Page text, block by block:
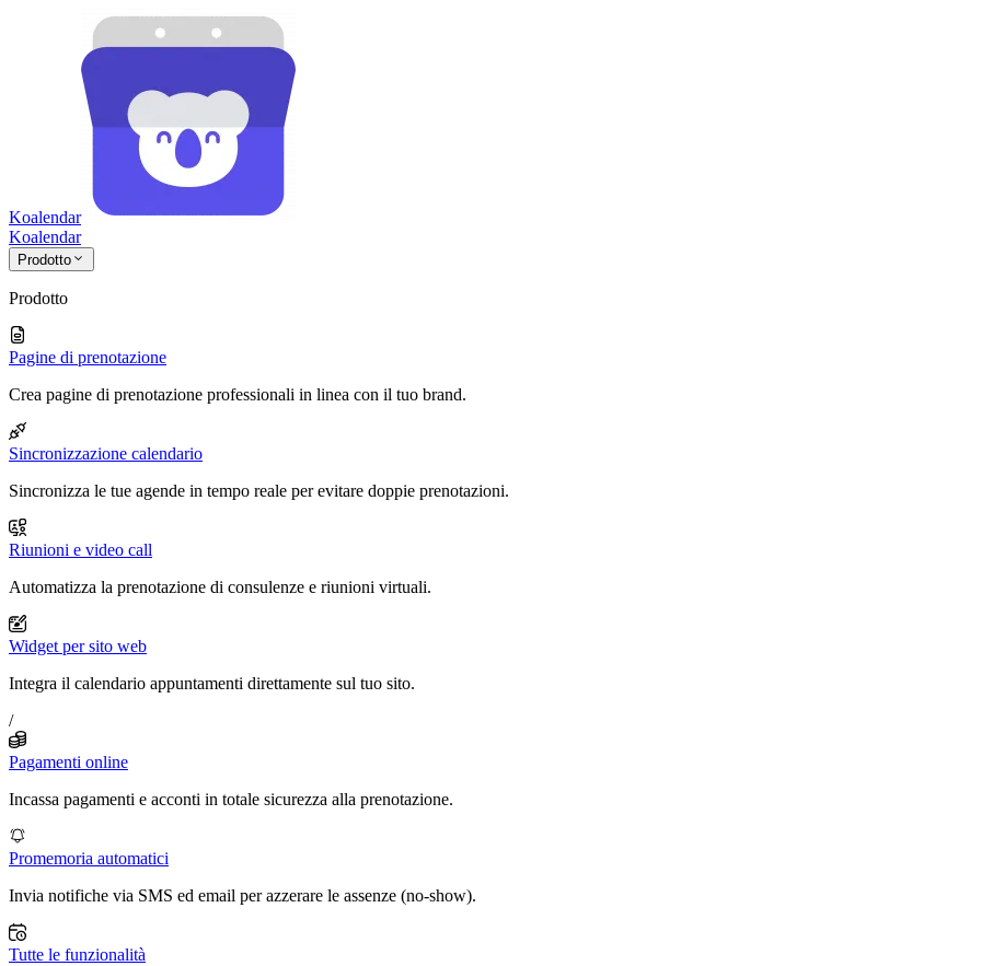
Koalendar
Koalendar
Prodotto
Prodotto
Pagine di prenotazione
Crea pagine di prenotazione professionali in linea con il tuo brand.
Sincronizzazione calendario
Sincronizza le tue agende in tempo reale per evitare doppie prenotazioni.
Riunioni e video call
Automatizza la prenotazione di consulenze e riunioni virtuali.
Widget per sito web
Integra il calendario appuntamenti direttamente sul tuo sito.
/
Pagamenti online
Incassa pagamenti e acconti in totale sicurezza alla prenotazione.
Promemoria automatici
Invia notifiche via SMS ed email per azzerare le assenze (no-show).
Tutte le funzionalità